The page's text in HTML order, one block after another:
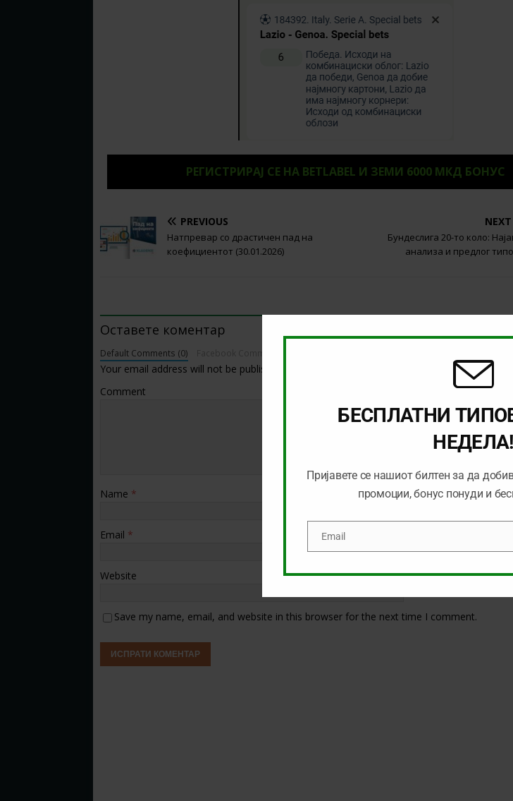
РЕГИСТРИРАЈ СЕ НА BETLABEL И ЗЕМИ 6000 МКД БОНУС
PREVIOUS
Натпревар со драстичен пад на
коефициентот (30.01.2026)
NEXT
Бундеслига 20-то коло:
анализа и предлог
Оставете коментар
Default Comments (0)
Your email address will not be published.
Comment
Name *
Email *
Website
Save my name, email, and website in this browser for the next time I comment.
БЕСПЛАТНИ
НЕДЕЛА!
Пријавете се нашиот билтен за да
промоции, бонус понуди и
EmailEmail